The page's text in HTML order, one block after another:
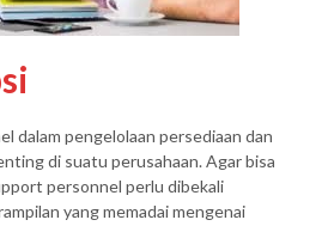
dalam pengelolaan persediaan dan
di suatu perusahaan. Agar bisa
personnel perlu dibekali
yang memadai mengenai